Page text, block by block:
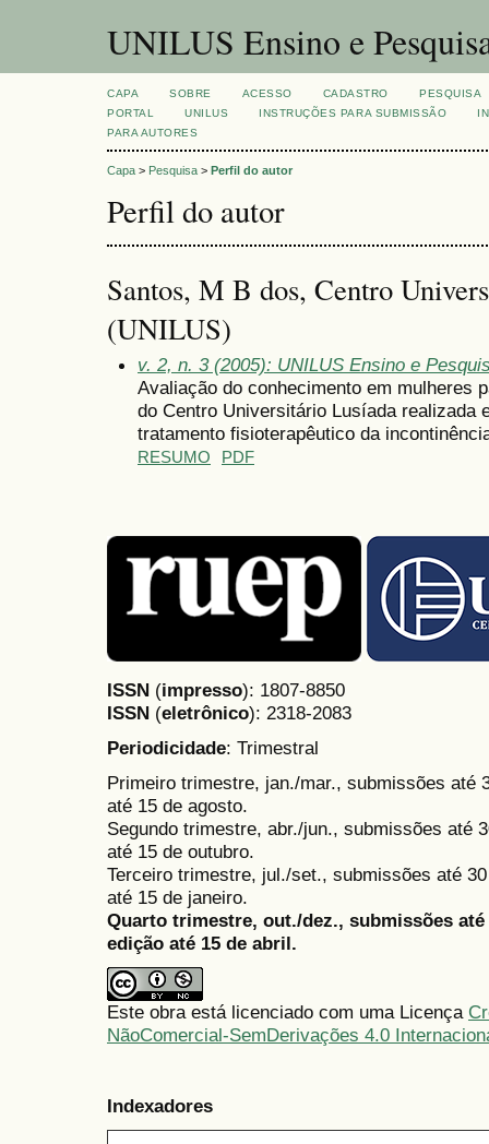
UNILUS Ensino e
CAPA SOBRE ACESSO CADASTRO
PESQUISA
PORTAL
UNILUS INSTRUÇÕES PARA SUBMISSÃO
PARA AUTORES
Capa > Pesquisa > Perfil do autor
Perfil do autor
Santos, M B dos, Centro
(UNILUS)
v. 2, n. 3 (2005): UNILUS Ensino e
Avaliação do conhecimento em mulheres
do Centro Universitário Lusíada realizada
tratamento fisioterapêutico da
RESUMO PDF
ISSN (impresso): 1807-8850
ISSN (eletrônico): 2318-2083
Periodicidade: Trimestral
Primeiro trimestre, jan./mar., submissões até
até 15 de agosto.
Segundo trimestre, abr./jun., submissões até
até 15 de outubro.
Terceiro trimestre, jul./set., submissões até
até 15 de janeiro.
Quarto trimestre, out./dez., submissões
edição até 15 de abril.
Este obra está licenciado com uma Licença
NãoComercial-SemDerivações 4.0
Indexadores